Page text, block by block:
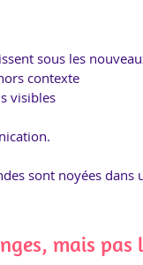
sous les
contexte
visibles
sont noyées
mais pas